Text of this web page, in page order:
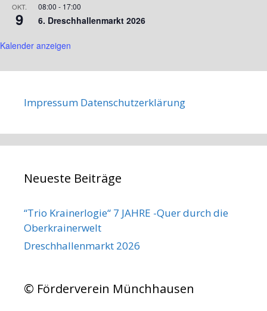
OKT.
9
08:00 - 17:00
6. Dreschhallenmarkt 2026
Kalender anzeigen
Impressum Datenschutzerklärung
Neueste Beiträge
“Trio Krainerlogie“ 7 JAHRE -Quer durch die
Oberkrainerwelt
Dreschhallenmarkt 2026
© Förderverein Münchhausen